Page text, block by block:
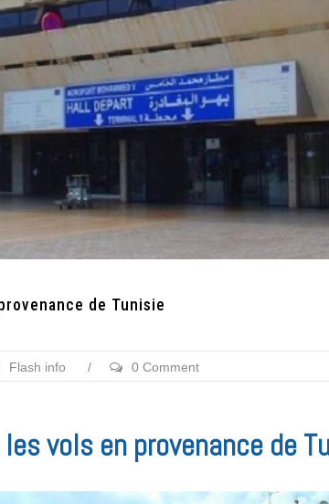
de Tunisie
Flash info / 0 Comment
vols en provenance de